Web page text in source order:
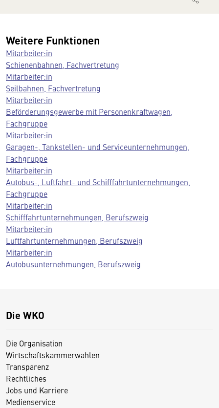
Weitere Funktionen
Mitarbeiter:in
Schienenbahnen, Fachvertretung
Mitarbeiter:in
Seilbahnen, Fachvertretung
Mitarbeiter:in
Beförderungsgewerbe mit Personenkraftwagen,
Fachgruppe
Mitarbeiter:in
Garagen-, Tankstellen- und Serviceunternehmungen,
Fachgruppe
Mitarbeiter:in
Autobus-, Luftfahrt- und Schifffahrtunternehmungen,
Fachgruppe
Mitarbeiter:in
Schifffahrtunternehmungen, Berufszweig
Mitarbeiter:in
Luftfahrtunternehmungen, Berufszweig
Mitarbeiter:in
Autobusunternehmungen, Berufszweig
Die WKO
Die Organisation
Wirtschaftskammerwahlen
Transparenz
Rechtliches
Jobs und Karriere
Medienservice